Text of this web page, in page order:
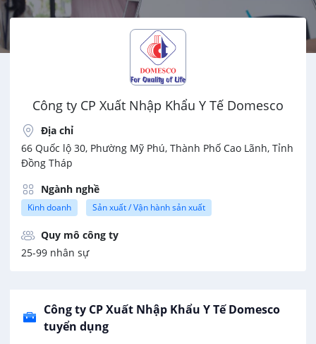
Công ty CP Xuất Nhập Khẩu Y Tế Domesco
Địa chỉ
66 Quốc lộ 30, Phường Mỹ Phú, Thành Phố Cao Lãnh, Tỉnh
Đồng Tháp
Ngành nghề
Kinh doanh Sản xuất / Vận hành sản xuất
Quy mô công ty
25-99 nhân sự
Công ty CP Xuất Nhập Khẩu Y Tế Domesco
tuyển dụng